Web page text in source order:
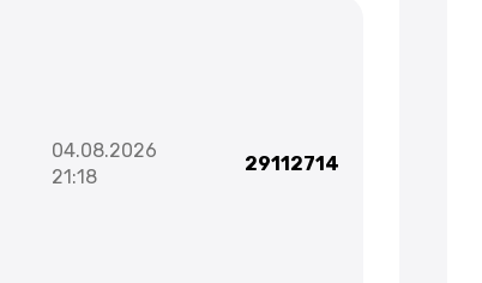
04.08.2026
21:18
29112714